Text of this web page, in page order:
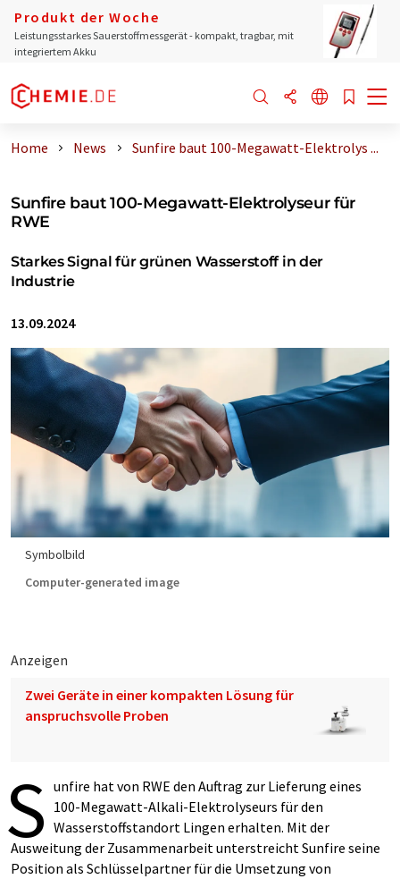
Produkt der Woche
Leistungsstarkes Sauerstoffmessgerät - kompakt, tragbar, mit
integriertem Akku
Home News Sunfire baut 100-Megawatt-Elektrolys ...
Sunfire baut 100-Megawatt-Elektrolyseur für
RWE
Starkes Signal für grünen Wasserstoff in der
Industrie
13.09.2024
Symbolbild
Computer-generated image
Anzeigen
Zwei Geräte in einer kompakten Lösung für
anspruchsvolle Proben
S unfire hat von RWE den Auftrag zur Lieferung eines
100-Megawatt-Alkali-Elektrolyseurs für den
Wasserstoffstandort Lingen erhalten. Mit der
Ausweitung der Zusammenarbeit unterstreicht Sunfire seine
Position als Schlüsselpartner für die Umsetzung von